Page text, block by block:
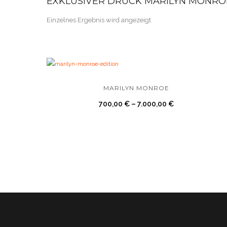
Einzelnes Ergebnis wird angezeigt
MARILYN MONROE
700,00 €– 7.000,00 €